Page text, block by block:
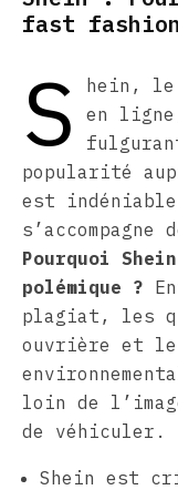
fast
S
hein, le
en
popularité
est
Pourquoi
polémique ?
plagiat, les
ouvrière et
loin de
de véhiculer.
Shein est